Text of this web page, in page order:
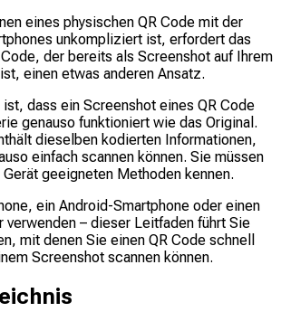
eines physischen QR Code mit der
unkompliziert ist, erfordert das
der bereits als Screenshot auf Ihrem
einen etwas anderen Ansatz.
dass ein Screenshot eines QR Code
genauso funktioniert wie das Original.
dieselben kodierten Informationen,
einfach scannen können. Sie müssen
geeigneten Methoden kennen.
ein Android-Smartphone oder einen
verwenden – dieser Leitfaden führt Sie
mit denen Sie einen QR Code schnell
Screenshot scannen können.